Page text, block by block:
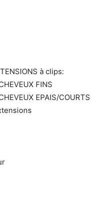
à clips:
FINS
EPAIS/COURTS